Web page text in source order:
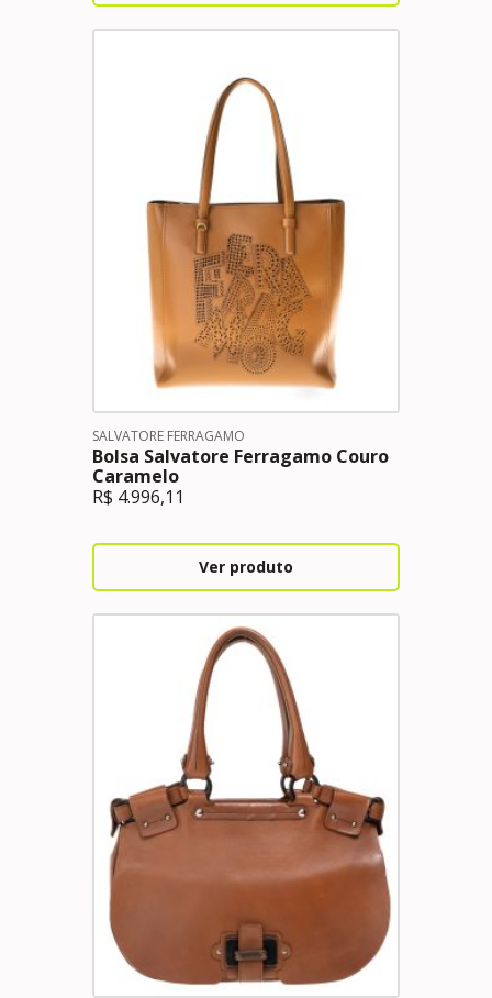
SALVATORE FERRAGAMO
Bolsa Salvatore Ferragamo Couro
Caramelo
R$ 4.996,11
Ver produto